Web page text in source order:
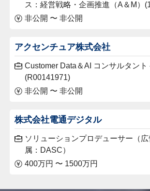
ス：経営戦略・企画推進（A＆M）
非公開 〜 非公開
アクセンチュア株式会社
Customer Data＆AI コンサルタント
(R00141971)
非公開 〜 非公開
株式会社電通デジタル
ソリューションプロデューサー（
属：DASC）
400万円 〜 1500万円